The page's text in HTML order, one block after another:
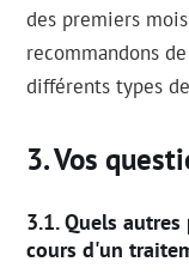
des premiers
recommandons
différents types
Vos
Quels
cours d'un